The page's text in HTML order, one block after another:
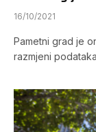
16/10/2021
Pametni grad je
razmjeni